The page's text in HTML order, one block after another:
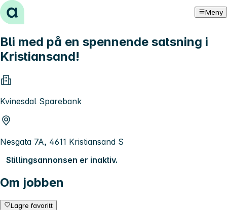
Hopp til innhold Meny
Bli med på en spennende satsning i
Kristiansand!
Kvinesdal Sparebank
Nesgata 7A, 4611 Kristiansand S
Stillingsannonsen er inaktiv.
Om jobben
Lagre favoritt